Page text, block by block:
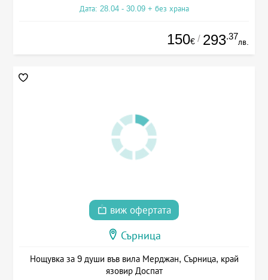
Дата: 28.04 - 30.09 + без храна
150€ / 293.37
лв.
виж офертата
Сърница
Нощувка за 9 души във вила Мерджан, Сърница, край
язовир Доспат